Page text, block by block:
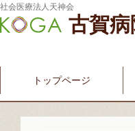
社会医療法人天神会
古賀
トップページ
新古賀みなみ病院